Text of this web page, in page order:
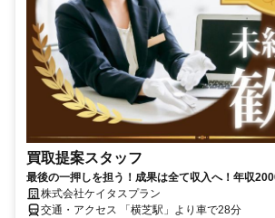
買取提案スタッフ
最後の一押しを担う！成果は全て収入へ！年収
株式会社ケイタスプラン
交通・アクセス 「横芝駅」より車で28分